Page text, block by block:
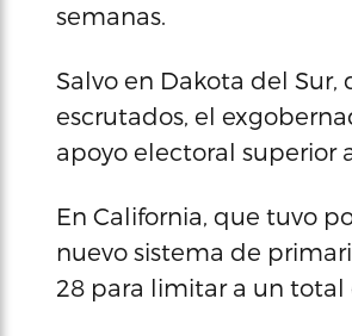
semanas.
Salvo en Dakota del Sur,
escrutados, el
apoyo electoral superior
En California, que tuvo
nuevo sistema de
28 para limitar a un total